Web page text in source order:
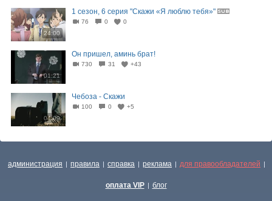
24:00
1 сезон, 6 серия "Скажи «Я люблю тебя»"
76 0 0
01:21
Он пришел, аминь брат!
730 31 +43
04:09
Чебоза - Скажи
100 0 +5
администрация | правила | справка | реклама | для правообладателей |
оплата VIP | блог